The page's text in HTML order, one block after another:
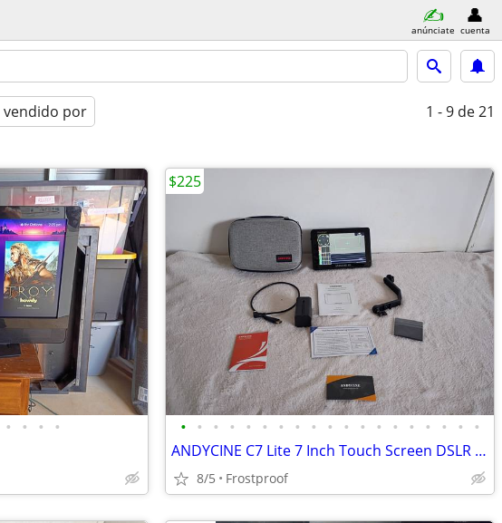
anúnciate cuenta
vendido por 1 - 9 de 21
• • • • • • • • • • • • • • • • • • • • • • •
ANDYCINE C7 Lite 7 Inch Touch Screen DSLR Camera
8/5 Frostproof
$225